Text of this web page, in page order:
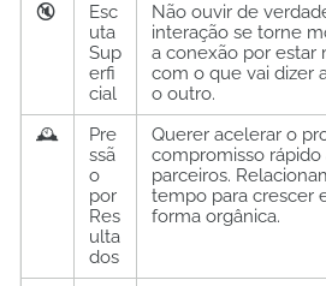
🔇
Esc
uta
Sup
erfi
cial
Não ouvir de
interação se torne
a conexão por estar
com o que vai dizer
o outro.
🕰️
Pre
ssã
o
por
Res
ulta
dos
Querer acelerar o
compromisso
parceiros.
tempo para crescer
forma orgânica.